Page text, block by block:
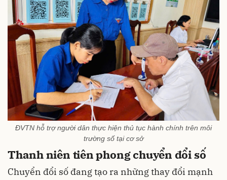
ĐVTN hỗ trợ người dân thực hiện thủ tục hành chính trên môi
trường số tại cơ sở
Thanh niên tiên phong chuyển đổi số
Chuyển đổi số đang tạo ra những thay đổi mạnh